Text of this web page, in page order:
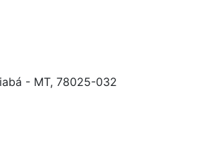
- MT, 78025-032